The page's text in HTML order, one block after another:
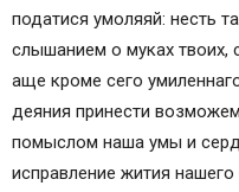
податися умоляяй: несть
слышанием о муках твоих,
аще кроме сего
деяния принести
помыслом наша умы и
исправление жития